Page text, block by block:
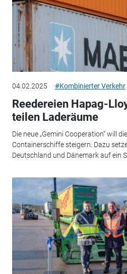
04.02.2025 #Kombinierter Verkehr
Reedereien Hapag-
teilen Laderäume
Die neue „Gemini Cooperation“ will
Containerschiffe steigern. Dazu
Deutschland und Dänemark auf ein